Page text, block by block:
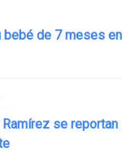
bebé de 7 meses en
se reportan